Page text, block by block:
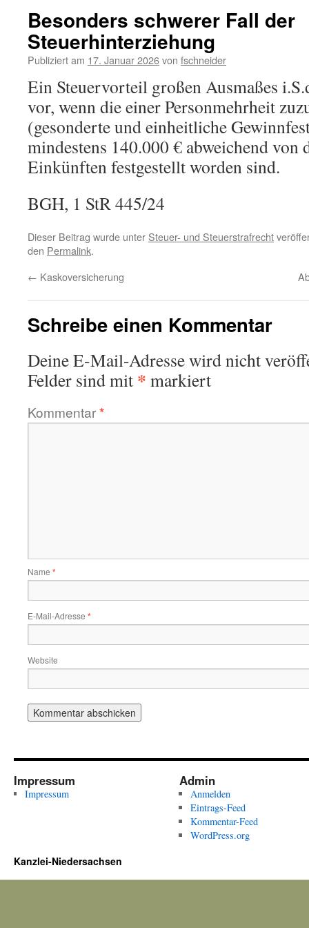
Besonders schwerer Fall der
Steuerhinterziehung
Publiziert am 17. Januar 2026von fschneider
Ein Steuervorteil großen Ausmaßes
vor, wenn die einer Personmehrheit
(gesonderte und einheitliche
mindestens 140.000 € abweichend von
Einkünften festgestellt worden sind.
BGH, 1 StR 445/24
Dieser Beitrag wurde unter Steuer- und Steuerstrafrecht
den Permalink.
← Kaskoversicherung
Schreibe einen Kommentar
Deine E-Mail-Adresse wird nicht
Felder sind mit * markiert
Kommentar*
Name *
E-Mail-Adresse *
Website
Impressum
Impressum
Admin
Anmelden
Eintrags-Feed
Kommentar-Feed
WordPress.org
Kanzlei-Niedersachsen